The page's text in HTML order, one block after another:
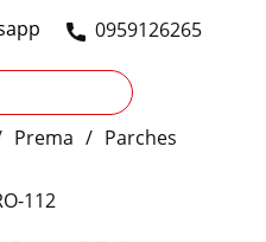
​0959126265
Automotriz
Prema / Parches
112